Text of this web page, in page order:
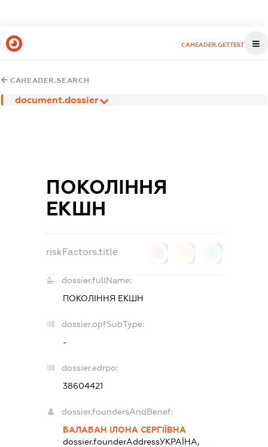
CAHEADER.GETTEST
CAHEADER.SEARCH
document.dossier
ПОКОЛІННЯ
ЕКШН
riskFactors.title
dossier.fullName:
ПОКОЛІННЯ ЕКШН
dossier.opfSubType:
-
dossier.edrpo:
38604421
dossier.foundersAndBenef:
БАЛАБАН ІЛОНА СЕРГІЇВНА
dossier.founderAddressУКРАЇНА,